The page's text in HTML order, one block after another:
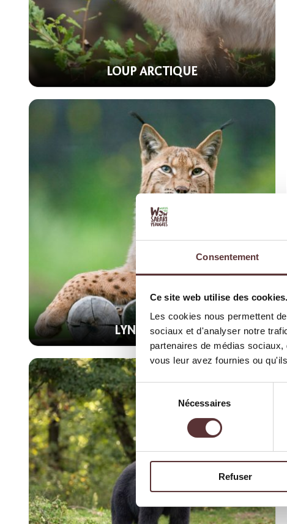
Consentement
Ce site web utilise des cookies.
Les cookies nous permettent
sociaux et d'analyser notre
partenaires de médias
vous leur avez fournies ou
du
consentement
Nécessaires
Refuser
LOUP ARCTIQUE
LYNX BORÉAL